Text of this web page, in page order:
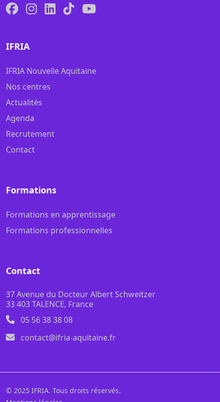
IFRIA
IFRIA Nouvelle Aquitaine
Nos centres
Actualités
Agenda
Recrutement
Contact
Formations
Formations en apprentissage
Formations professionnelles
Contact
37 Avenue du Docteur Albert Schweitzer
33 403 TALENCE, France
05 56 38 38 08
contact@ifria-aquitaine.fr
© 2025 IFRIA. Tous droits réservés.